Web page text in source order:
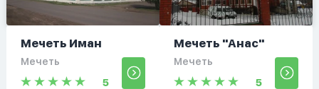
Мечеть Иман
Мечеть
5
Мечеть "Анас"
Мечеть
5